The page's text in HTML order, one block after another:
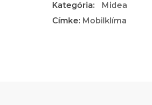
mennyiség
Kategória:
Midea
Címke: Mobilklíma